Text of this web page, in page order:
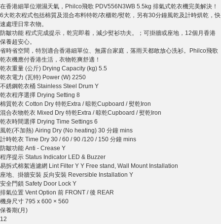
在香港細單位潮濕天氣，Philco飛歌 PDV556N3WB 5.5kg 排氣式乾衣機完美解決！
6大乾衣程式包括棉質及混合布料特乾/衣櫃乾/熨乾，另有30分鐘風乾及計時烘乾，快
速處理日常衣物。
防皺功能 程式完成提示，乾完即着，減少熨衫功夫。；可掛牆或座地，12個月香港
保養超安心。
省時省空間，特別適合香港細單位、無露台家庭，落雨天都敢放心洗衫。Philco飛歌
乾衣機應付香港生活，衣物乾爽舒適！
乾衣重量 (公斤) Drying Capacity (kg) 5.5
乾衣電力 (瓦特) Power (W) 2250
不銹鋼乾衣桶 Stainless Steel Drum Y
乾衣程序選擇 Drying Setting 8
棉質乾衣 Cotton Dry 特乾Extra / 晾乾Cupboard / 熨乾Iron
混合衣物乾衣 Mixed Dry 特乾Extra / 晾乾Cupboard / 熨乾Iron
乾衣時間選擇 Drying Time Settings 6
風乾(不加熱) Airing Dry (No heating) 30 分鐘 mins
計時乾衣 Time Dry 30 / 60 / 90 /120 / 150 分鐘 mins
防皺功能 Anti - Crease Y
程序提示 Status Indicator LED & Buzzer
易拆式棉絮過濾網 Lint Filter Y Y Free stand, Wall Mount Installation
座地、掛牆安裝 反向安裝 Reversible Installation Y
安全門鎖 Safety Door Lock Y
排氣位置 Vent Option 前 FRONT / 後 REAR
機身尺寸 795 x 600 × 560
保養期(月)
12